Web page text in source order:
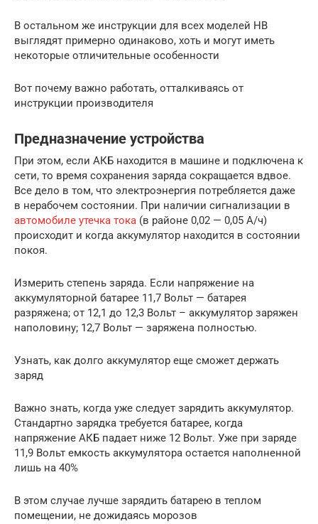
В остальном же инструкции для всех моделей НВ
выглядят примерно одинаково, хоть и могут иметь
некоторые отличительные особенности
Вот почему важно работать, отталкиваясь от
инструкции производителя
Предназначение устройства
При этом, если АКБ находится в машине и подключена к
сети, то время сохранения заряда сокращается вдвое.
Все дело в том, что электроэнергия потребляется даже
в нерабочем состоянии. При наличии сигнализации в
автомобиле утечка тока (в районе 0,02 — 0,05 А/ч)
происходит и когда аккумулятор находится в состоянии
покоя.
Измерить степень заряда. Если напряжение на
аккумуляторной батарее 11,7 Вольт — батарея
разряжена; от 12,1 до 12,3 Вольт – аккумулятор заряжен
наполовину; 12,7 Вольт — заряжена полностью.
Узнать, как долго аккумулятор еще сможет держать
заряд
Важно знать, когда уже следует зарядить аккумулятор.
Стандартно зарядка требуется батарее, когда
напряжение АКБ падает ниже 12 Вольт. Уже при заряде
11,9 Вольт емкость аккумулятора остается наполненной
лишь на 40%
В этом случае лучше зарядить батарею в теплом
помещении, не дожидаясь морозов